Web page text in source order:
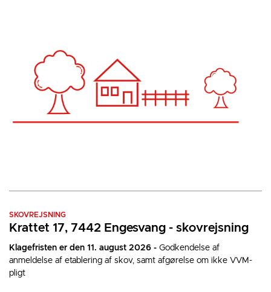
SKOVREJSNING
Krattet 17, 7442 Engesvang - skovrejsning
Klagefristen er den 11. august 2026 - Godkendelse af
anmeldelse af etablering af skov, samt afgørelse om ikke VVM-
pligt